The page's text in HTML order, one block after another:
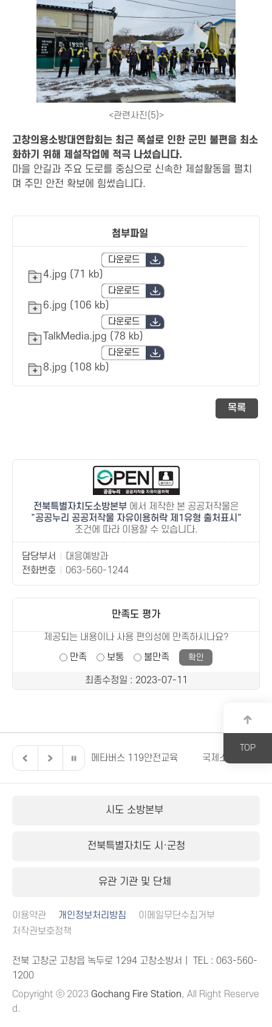
<관련사진(5)>
고창의용소방대연합회는 최근 폭설로 인한 군민 불편을 최소
화하기 위해 제설작업에 적극 나섰습니다.
마을 안길과 주요 도로를 중심으로 신속한 제설활동을 펼치
며 주민 안전 확보에 힘썼습니다.
첨부파일
다운로드
4.jpg (71 kb)
다운로드
6.jpg (106 kb)
다운로드
TalkMedia.jpg (78 kb)
다운로드
8.jpg (108 kb)
목록
전북특별자치도소방본부 에서 제작한 본 공공저작물은
공공누리 공공저작물 자유이용허락 제1유형 출처표시
조건에 따라 이용할 수 있습니다.
담당부서
대응예방과
전화번호
063-560-1244
만족도 평가
제공되는 내용이나 사용 편의성에 만족하시나요?
만족
보통 불만족
최종수정일 : 2023-07-11
TOP
전북특별자치도 메타버스 119안전교육 국제소방안전박
시도 소방본부
전북특별자치도 시·군청
유관 기관 및 단체
이용약관 개인정보처리방침
이메일무단수집거부
저작권보호정책
전북 고창군 고창읍 녹두로 1294 고창소방서｜ TEL : 063-560-
1200
Copyright ⓒ 2023 Gochang Fire Station, All Right Reserve
d.